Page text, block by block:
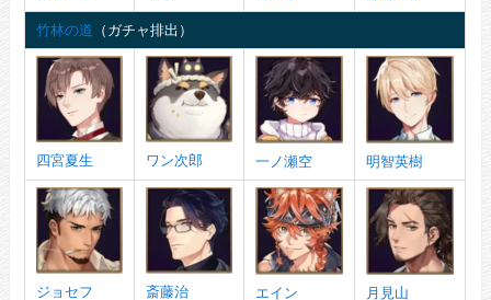
竹林の道 （ガチャ排出）
四宮夏生 ワン次郎 一ノ瀬空 明智英樹
ジョセフ 斎藤治 エイン 月見山